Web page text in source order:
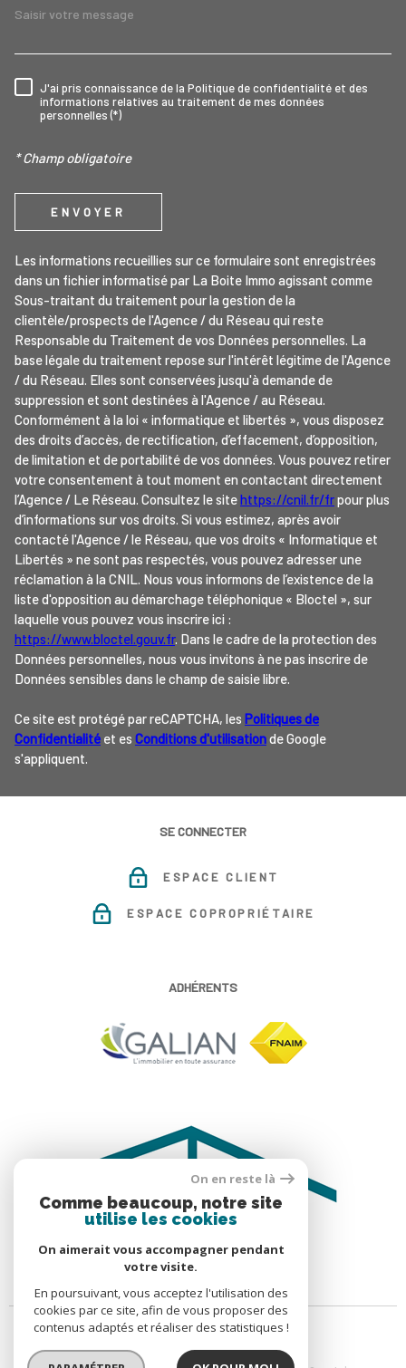
RÈGLEMENTATION
J'ai pris connaissance de la Politique de confidentialité et des
informations relatives au traitement de mes données
personnelles (*)
* Champ obligatoire
ENVOYER
Les informations recueillies sur ce formulaire sont enregistrées
dans un fichier informatisé par La Boite Immo agissant comme
Sous-traitant du traitement pour la gestion de la
clientèle/prospects de l'Agence / du Réseau qui reste
Responsable du Traitement de vos Données personnelles. La
base légale du traitement repose sur l'intérêt légitime de l'Agence
/ du Réseau. Elles sont conservées jusqu'à demande de
suppression et sont destinées à l'Agence / au Réseau.
Conformément à la loi « informatique et libertés », vous disposez
des droits d’accès, de rectification, d’effacement, d’opposition,
de limitation et de portabilité de vos données. Vous pouvez retirer
votre consentement à tout moment en contactant directement
l’Agence / Le Réseau. Consultez le sitehttps://cnil.fr/frpour plus
d’informations sur vos droits. Si vous estimez, après avoir
contacté l'Agence / le Réseau, que vos droits « Informatique et
Libertés » ne sont pas respectés, vous pouvez adresser une
réclamation à la CNIL. Nous vous informons de l’existence de la
liste d'opposition au démarchage téléphonique « Bloctel », sur
laquelle vous pouvez vous inscrire ici :
https://www.bloctel.gouv.fr. Dans le cadre de la protection des
Données personnelles, nous vous invitons à ne pas inscrire de
Données sensibles dans le champ de saisie libre.
Ce site est protégé par reCAPTCHA, les Politiques de
Confidentialité et es Conditions d'utilisationde Google
s'appliquent.
SE CONNECTER
ESPACE CLIENT
ESPACE COPROPRIÉTAIRE
ADHÉRENTS
On en reste là
Comme beaucoup, notre site
utilise les cookies
On aimerait vous accompagner pendant
votre visite.
En poursuivant, vous acceptez l'utilisation des
cookies par ce site, afin de vous proposer des
contenus adaptés et réaliser des statistiques !